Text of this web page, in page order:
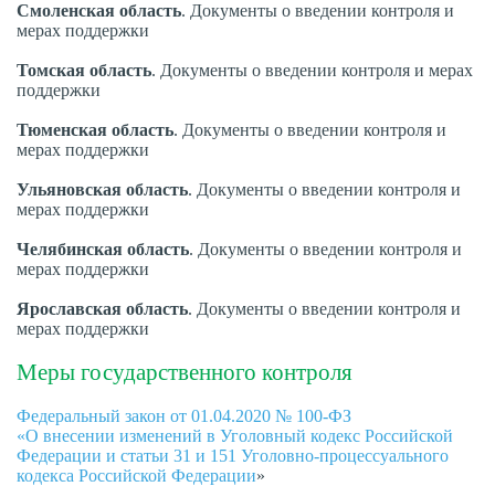
Смоленская область. Документы о введении контроля и
мерах поддержки
Томская область. Документы о введении контроля и мерах
поддержки
Тюменская область. Документы о введении контроля и
мерах поддержки
Ульяновская область. Документы о введении контроля и
мерах поддержки
Челябинская область. Документы о введении контроля и
мерах поддержки
Ярославская область. Документы о введении контроля и
мерах поддержки
Меры государственного контроля
Федеральный закон от 01.04.2020 № 100-ФЗ
«О внесении изменений в Уголовный кодекс Российской
Федерации и статьи 31 и 151 Уголовно-процессуального
кодекса Российской Федерации»